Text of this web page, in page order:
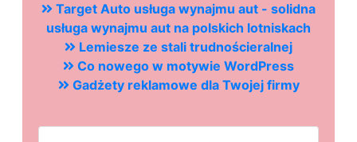
Target Auto usługa wynajmu aut - solidna
usługa wynajmu aut na polskich lotniskach
Lemiesze ze stali trudnościeralnej
Co nowego w motywie WordPress
Gadżety reklamowe dla Twojej firmy